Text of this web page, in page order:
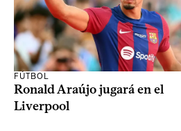
FÚTBOL
Ronald Araújo jugará en el
Liverpool